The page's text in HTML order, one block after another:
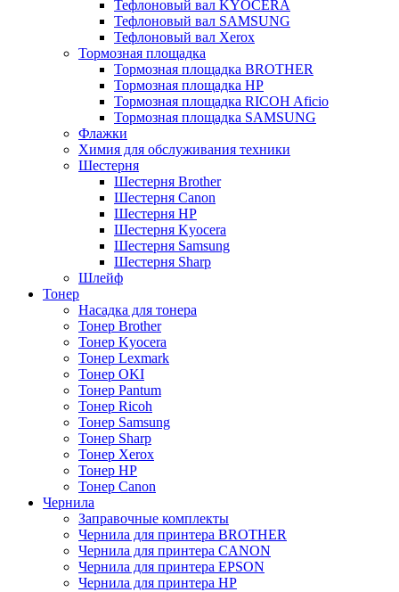
Тефлоновый вал KYOCERA
Тефлоновый вал SAMSUNG
Тефлоновый вал Xerox
Тормозная площадка
Тормозная площадка BROTHER
Тормозная площадка HP
Тормозная площадка RICOH Aficio
Тормозная площадка SAMSUNG
Флажки
Химия для обслуживания техники
Шестерня
Шестерня Brother
Шестерня Canon
Шестерня HP
Шестерня Kyocera
Шестерня Samsung
Шестерня Sharp
Шлейф
Тонер
Насадка для тонера
Тонер Brother
Тонер Kyocera
Тонер Lexmark
Тонер OKI
Тонер Pantum
Тонер Ricoh
Тонер Samsung
Тонер Sharp
Тонер Xerox
Тонер НР
Тонер Саnon
Чернила
Заправочные комплекты
Чернила для принтера BROTHER
Чернила для принтера CANON
Чернила для принтера EPSON
Чернила для принтера HP